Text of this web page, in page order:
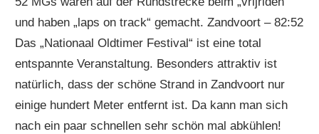
und haben „laps on track“ gemacht. Zandvoort – 82:52
Das „Nationaal Oldtimer Festival“ ist eine total
entspannte Veranstaltung. Besonders attraktiv ist
natürlich, dass der schöne Strand in Zandvoort nur
einige hundert Meter entfernt ist. Da kann man sich
nach ein paar schnellen sehr schön mal abkühlen!